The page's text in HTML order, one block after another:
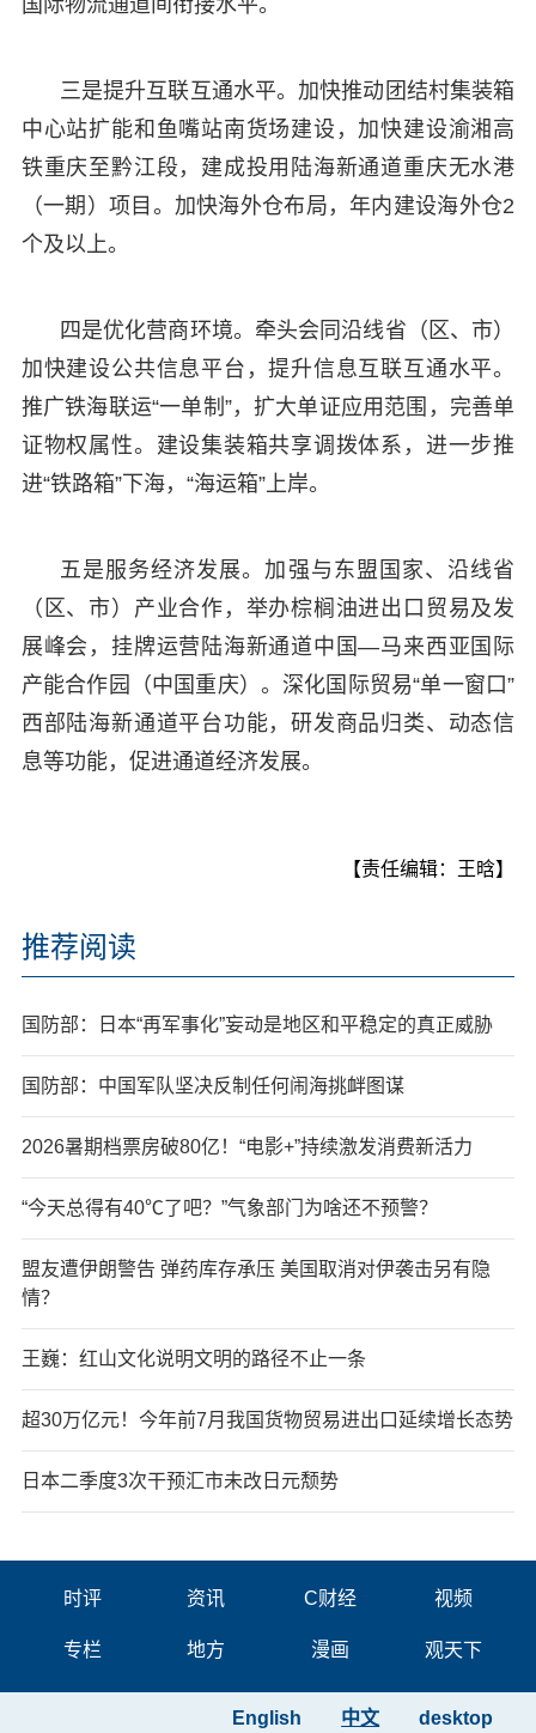
三是提升互联互通水平。加快推动团结村集装箱
中心站扩能和鱼嘴站南货场建设，加快建设渝湘高
铁重庆至黔江段，建成投用陆海新通道重庆无水港
（一期）项目。加快海外仓布局，年内建设海外仓2
个及以上。
四是优化营商环境。牵头会同沿线省（区、市）
加快建设公共信息平台，提升信息互联互通水平。
推广铁海联运“一单制”，扩大单证应用范围，完善单
证物权属性。建设集装箱共享调拨体系，进一步推
进“铁路箱”下海，“海运箱”上岸。
五是服务经济发展。加强与东盟国家、沿线省
（区、市）产业合作，举办棕榈油进出口贸易及发
展峰会，挂牌运营陆海新通道中国—马来西亚国际
产能合作园（中国重庆）。深化国际贸易“单一窗口”
西部陆海新通道平台功能，研发商品归类、动态信
息等功能，促进通道经济发展。
【责任编辑：王晗】
推荐阅读
国防部：日本“再军事化”妄动是地区和平稳定的真正威胁
国防部：中国军队坚决反制任何闹海挑衅图谋
2026暑期档票房破80亿！“电影+”持续激发消费新活力
“今天总得有40℃了吧？”气象部门为啥还不预警？
盟友遭伊朗警告 弹药库存承压 美国取消对伊袭击另有隐
情？
王巍：红山文化说明文明的路径不止一条
超30万亿元！今年前7月我国货物贸易进出口延续增长态势
日本二季度3次干预汇市未改日元颓势
时评 资讯 C财经 视频
专栏 地方 漫画 观天下
desktop
中文
English